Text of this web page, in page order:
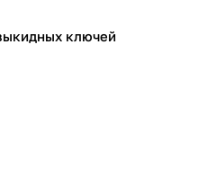
ключей